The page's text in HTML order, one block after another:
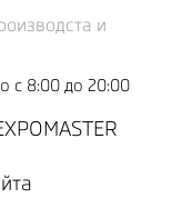
и
с 8:00 до 20:00